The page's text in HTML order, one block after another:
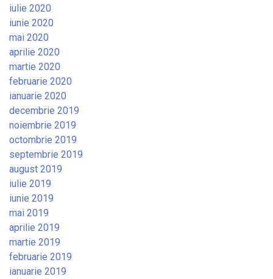
iulie 2020
iunie 2020
mai 2020
aprilie 2020
martie 2020
februarie 2020
ianuarie 2020
decembrie 2019
noiembrie 2019
octombrie 2019
septembrie 2019
august 2019
iulie 2019
iunie 2019
mai 2019
aprilie 2019
martie 2019
februarie 2019
ianuarie 2019